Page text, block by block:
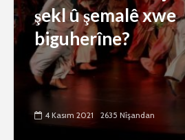
şekl û şemalê xwe
biguherîne?
4 Kasım 2021 2635 Nîşandan